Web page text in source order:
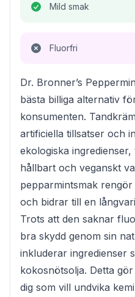
Mild smak
Fluorfri
Dr. Bronner’s
bästa billiga alternativ
konsumenten.
artificiella tillsatser och
ekologiska
hållbart och veganskt
pepparmintsmak
och bidrar till en
Trots att den saknar
bra skydd genom sin
inkluderar ingredienser
kokosnötsolja. Detta
dig som vill undvika